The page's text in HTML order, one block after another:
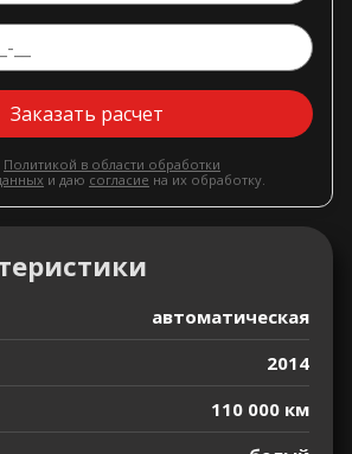
Заказать расчет
Политикой в области обработки
и даю согласие на их обработку.
автоматическая
2014
110 000 км